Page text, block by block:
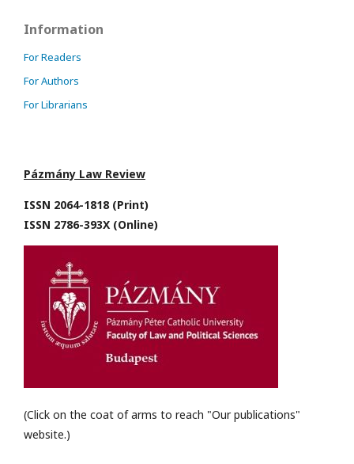
Information
For Readers
For Authors
For Librarians
Pázmány Law Review
ISSN 2064-1818 (Print)
ISSN 2786-393X (Online)
(Click on the coat of arms to reach "Our publications"
website.)